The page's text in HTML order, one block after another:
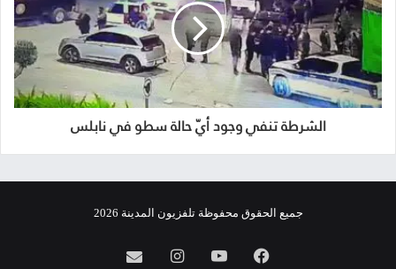
الشرطة تنفي وجود أيّ حالة سطو في نابلس
جميع الحقوق محفوظة تلفزيون المدينة 2026
فيسبوكيوتيوبانستقرامinfo@almadina.tv